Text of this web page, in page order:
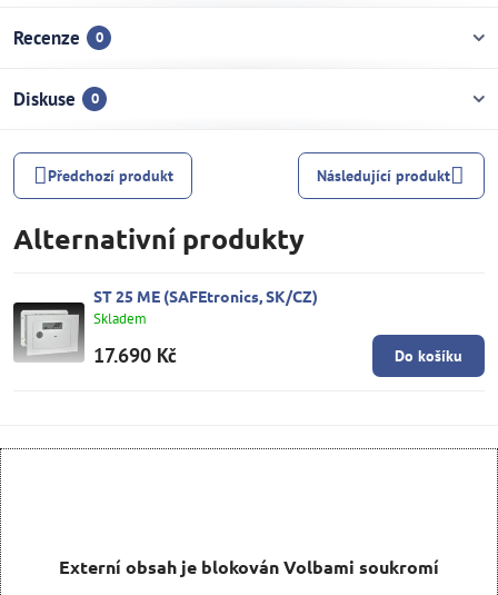
Recenze 0
Diskuse 0
Předchozí produkt Následující produkt
Alternativní produkty
ST 25 ME (SAFEtronics, SK/CZ)
Skladem
17.690 Kč Do košíku
Externí obsah je blokován Volbami soukromí